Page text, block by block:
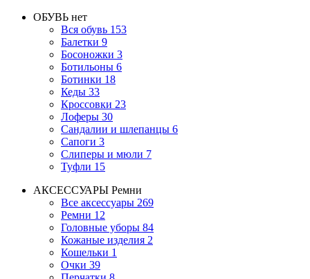
ОБУВЬ нет
Вся обувь 153
Балетки 9
Босоножки 3
Ботильоны 6
Ботинки 18
Кеды 33
Кроссовки 23
Лоферы 30
Сандалии и шлепанцы 6
Сапоги 3
Слиперы и мюли 7
Туфли 15
АКСЕССУАРЫ Ремни
Все аксессуары 269
Ремни 12
Головные уборы 84
Кожаные изделия 2
Кошельки 1
Очки 39